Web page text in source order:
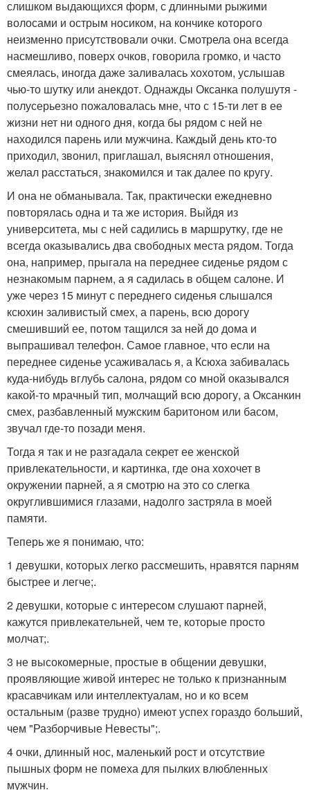
слишком выдающихся форм, с длинными рыжими
волосами и острым носиком, на кончике которого
неизменно присутствовали очки. Смотрела она всегда
насмешливо, поверх очков, говорила громко, и часто
смеялась, иногда даже заливалась хохотом, услышав
чью-то шутку или анекдот. Однажды Оксанка полушутя -
полусерьезно пожаловалась мне, что с 15-ти лет в ее
жизни нет ни одного дня, когда бы рядом с ней не
находился парень или мужчина. Каждый день кто-то
приходил, звонил, приглашал, выяснял отношения,
желал расстаться, знакомился и так далее по кругу.
И она не обманывала. Так, практически ежедневно
повторялась одна и та же история. Выйдя из
университета, мы с ней садились в маршрутку, где не
всегда оказывались два свободных места рядом. Тогда
она, например, прыгала на переднее сиденье рядом с
незнакомым парнем, а я садилась в общем салоне. И
уже через 15 минут с переднего сиденья слышался
ксюхин заливистый смех, а парень, всю дорогу
смешивший ее, потом тащился за ней до дома и
выпрашивал телефон. Самое главное, что если на
переднее сиденье усаживалась я, а Ксюха забивалась
куда-нибудь вглубь салона, рядом со мной оказывался
какой-то мрачный тип, молчащий всю дорогу, а Оксанкин
смех, разбавленный мужским баритоном или басом,
звучал где-то позади меня.
Тогда я так и не разгадала секрет ее женской
привлекательности, и картинка, где она хохочет в
окружении парней, а я смотрю на это со слегка
округлившимися глазами, надолго застряла в моей
памяти.
Теперь же я понимаю, что:
1 девушки, которых легко рассмешить, нравятся парням
быстрее и легче;.
2 девушки, которые с интересом слушают парней,
кажутся привлекательней, чем те, которые просто
молчат;.
3 не высокомерные, простые в общении девушки,
проявляющие живой интерес не только к признанным
красавчикам или интеллектуалам, но и ко всем
остальным (разве трудно) имеют успех гораздо больший,
чем "Разборчивые Невесты";.
4 очки, длинный нос, маленький рост и отсутствие
пышных форм не помеха для пылких влюбленных
мужчин.